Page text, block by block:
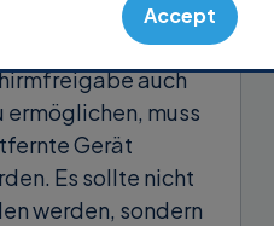
Accept
das benötigt wird,
auch
ermöglichen, muss
Gerät
Es sollte nicht
werden, sondern